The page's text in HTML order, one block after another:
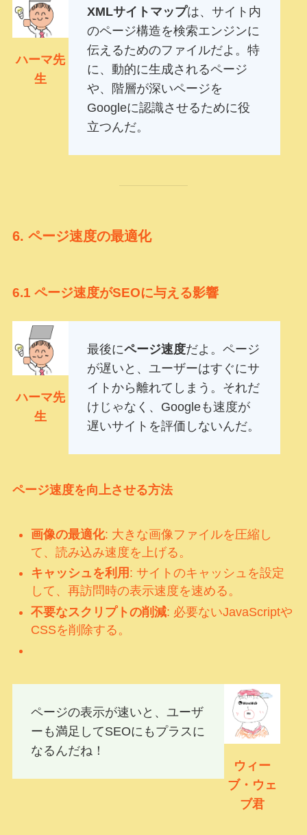
ハーマ先
生
XMLサイトマップは、サイト内
のページ構造を検索エンジンに
伝えるためのファイルだよ。特
に、動的に生成されるページ
や、階層が深いページを
Googleに認識させるために役
立つんだ。
6. ページ速度の最適化
6.1 ページ速度がSEOに与える影響
ハーマ先
生
最後にページ速度だよ。ページ
が遅いと、ユーザーはすぐにサ
イトから離れてしまう。それだ
けじゃなく、Googleも速度が
遅いサイトを評価しないんだ。
ページ速度を向上させる方法
画像の最適化: 大きな画像ファイルを圧縮し
て、読み込み速度を上げる。
キャッシュを利用 : サイトのキャッシュを設定
して、再訪問時の表示速度を速める。
不要なスクリプトの削減: 必要ないJavaScriptや
CSSを削除する。
ページの表示が速いと、ユーザ
ーも満足してSEOにもプラスに
なるんだね！
ウィー
ブ・ウェ
ブ君